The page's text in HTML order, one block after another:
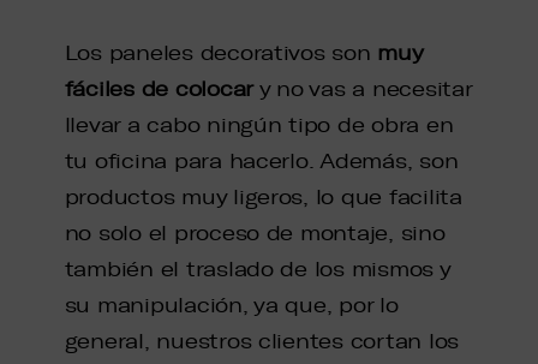
Los paneles decorativos son muy
fáciles de colocary no vas a necesitar
llevar a cabo ningún tipo de obra en
tu oficina para hacerlo. Además, son
productos muy ligeros, lo que facilita
no solo el proceso de montaje, sino
también el traslado de los mismos y
su manipulación, ya que, por lo
general, nuestros clientes cortan los